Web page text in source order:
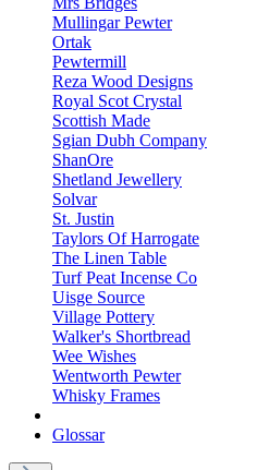
Mullingar Pewter
Ortak
Pewtermill
Reza Wood Designs
Royal Scot Crystal
Scottish Made
Sgian Dubh Company
ShanOre
Shetland Jewellery
Solvar
St. Justin
Taylors Of Harrogate
The Linen Table
Turf Peat Incense Co
Uisge Source
Village Pottery
Walker's Shortbread
Wee Wishes
Wentworth Pewter
Whisky Frames
Glossar